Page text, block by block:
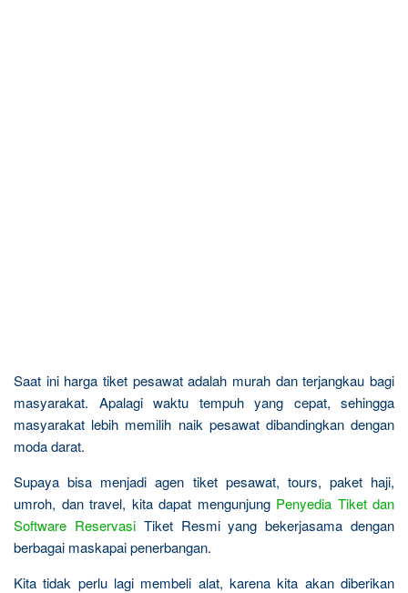
Saat ini harga tiket pesawat adalah murah dan terjangkau bagi
masyarakat. Apalagi waktu tempuh yang cepat, sehingga
masyarakat lebih memilih naik pesawat dibandingkan dengan
moda darat.
Supaya bisa menjadi agen tiket pesawat, tours, paket haji,
umroh, dan travel, kita dapat mengunjung Penyedia Tiket dan
Software ReservasiTiket Resmi yang bekerjasama dengan
berbagai maskapai penerbangan.
Kita tidak perlu lagi membeli alat, karena kita akan diberikan